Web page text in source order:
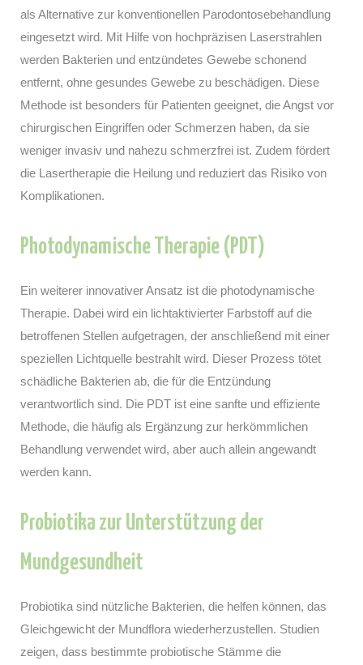
als Alternative zur konventionellen Parodontosebehandlung
eingesetzt wird. Mit Hilfe von hochpräzisen Laserstrahlen
werden Bakterien und entzündetes Gewebe schonend
entfernt, ohne gesundes Gewebe zu beschädigen. Diese
Methode ist besonders für Patienten geeignet, die Angst vor
chirurgischen Eingriffen oder Schmerzen haben, da sie
weniger invasiv und nahezu schmerzfrei ist. Zudem fördert
die Lasertherapie die Heilung und reduziert das Risiko von
Komplikationen.
Photodynamische Therapie (PDT)
Ein weiterer innovativer Ansatz ist die photodynamische
Therapie. Dabei wird ein lichtaktivierter Farbstoff auf die
betroffenen Stellen aufgetragen, der anschließend mit einer
speziellen Lichtquelle bestrahlt wird. Dieser Prozess tötet
schädliche Bakterien ab, die für die Entzündung
verantwortlich sind. Die PDT ist eine sanfte und effiziente
Methode, die häufig als Ergänzung zur herkömmlichen
Behandlung verwendet wird, aber auch allein angewandt
werden kann.
Probiotika zur Unterstützung der
Mundgesundheit
Probiotika sind nützliche Bakterien, die helfen können, das
Gleichgewicht der Mundflora wiederherzustellen. Studien
zeigen, dass bestimmte probiotische Stämme die